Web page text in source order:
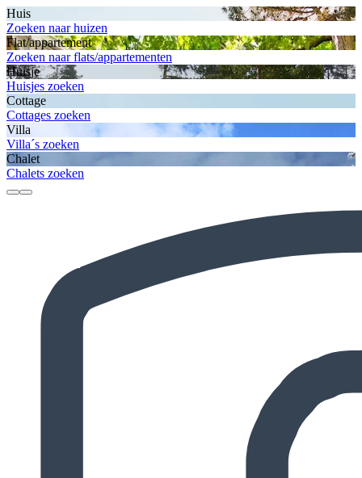
Huis
Zoeken naar huizen
Flat/appartement
Zoeken naar flats/appartementen
Huisje
Huisjes zoeken
Cottage
Cottages zoeken
Villa
Villa´s zoeken
Chalet
Chalets zoeken